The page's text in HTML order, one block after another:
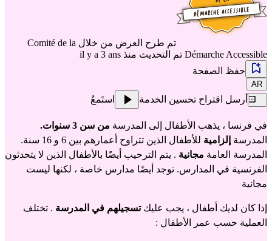
تم طرح العرض من خلال Comité de la
Démarche Accessible تم التحديث منذ il y a 3 ans
حفظ الصفحة
AR
أرسل اقتراح تحسين الخدمة استَمعُ
في فرنسا ، يذهب الأطفال إلى المدرسة من سن 3 سنوات.
المدرسة إلزامية
للأطفال الذين تتراوح أعمارهم بين 6 و 16 سنة.
المدرسة العامة مجانية . يتم الترحيب أيضًا بالأطفال الذين لا يتحدثون
الفرنسية في المدارس. توجد أيضًا مدارس خاصة ، لكنها ليست
مجانية
إذا كان لديك أطفال ، يجب عليكتسجيلهم في المدرسة . تختلف
العملية حسب عمر الأطفال :